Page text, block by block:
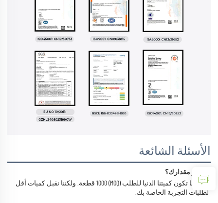
الأسئلة الشائعة
لطلبات التجربة الخاصة بك.